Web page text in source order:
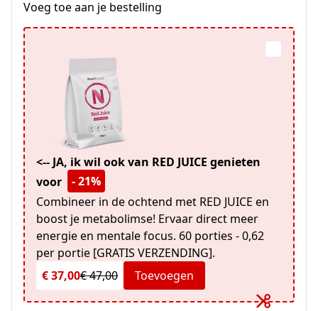
Voeg toe aan je bestelling
<-- JA, ik wil ook van RED JUICE genieten
voor
- 21%
Combineer in de ochtend met RED JUICE en
boost je metabolimse! Ervaar direct meer
energie en mentale focus. 60 porties - 0,62
per portie [GRATIS VERZENDING].
€ 37,00€ 47,00 Toevoegen